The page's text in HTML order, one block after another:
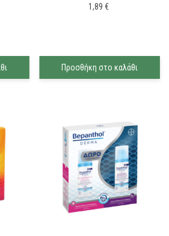
1,89€
Προσθήκη στο καλάθι